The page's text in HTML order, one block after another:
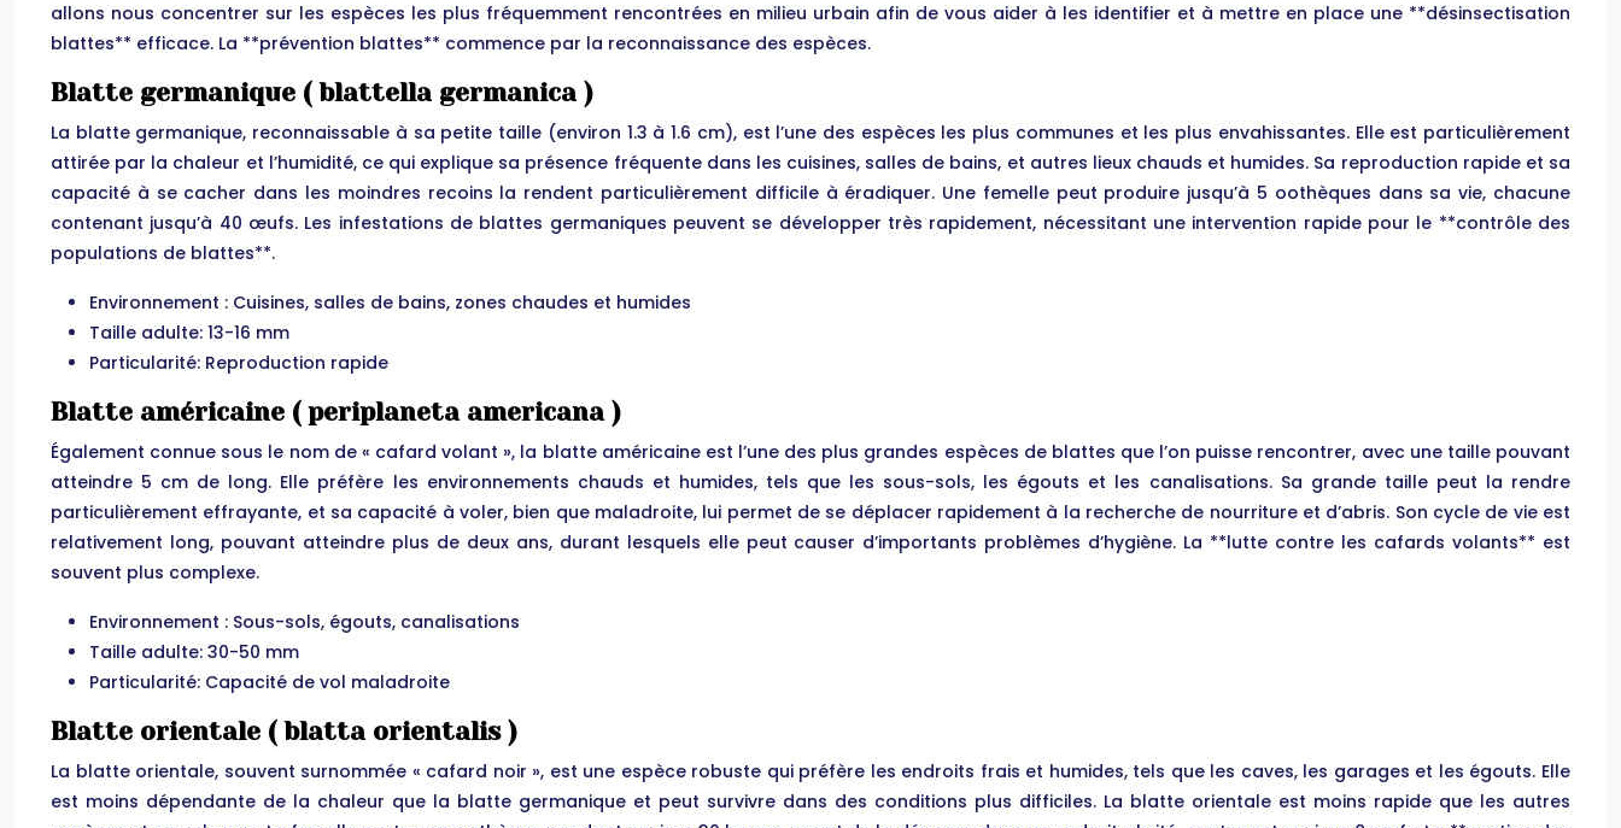
allons nous concentrer sur les espèces les plus fréquemment rencontrées en milieu urbain afin de vous aider à les identifier et à mettre en place une **désinsectisation
blattes** efficace. La **prévention blattes** commence par la reconnaissance des espèces.
Blatte germanique ( blattella germanica )
La blatte germanique, reconnaissable à sa petite taille (environ 1.3 à 1.6 cm), est l’une des espèces les plus communes et les plus envahissantes. Elle est particulièrement
attirée par la chaleur et l’humidité, ce qui explique sa présence fréquente dans les cuisines, salles de bains, et autres lieux chauds et humides. Sa reproduction rapide et sa
capacité à se cacher dans les moindres recoins la rendent particulièrement difficile à éradiquer. Une femelle peut produire jusqu’à 5 oothèques dans sa vie, chacune
contenant jusqu’à 40 œufs. Les infestations de blattes germaniques peuvent se développer très rapidement, nécessitant une intervention rapide pour le **contrôle des
populations de blattes**.
Environnement : Cuisines, salles de bains, zones chaudes et humides
Taille adulte: 13-16 mm
Particularité: Reproduction rapide
Blatte américaine ( periplaneta americana )
Également connue sous le nom de « cafard volant », la blatte américaine est l’une des plus grandes espèces de blattes que l’on puisse rencontrer, avec une taille pouvant
atteindre 5 cm de long. Elle préfère les environnements chauds et humides, tels que les sous-sols, les égouts et les canalisations. Sa grande taille peut la rendre
particulièrement effrayante, et sa capacité à voler, bien que maladroite, lui permet de se déplacer rapidement à la recherche de nourriture et d’abris. Son cycle de vie est
relativement long, pouvant atteindre plus de deux ans, durant lesquels elle peut causer d’importants problèmes d’hygiène. La **lutte contre les cafards volants** est
souvent plus complexe.
Environnement : Sous-sols, égouts, canalisations
Taille adulte: 30-50 mm
Particularité: Capacité de vol maladroite
Blatte orientale ( blatta orientalis )
La blatte orientale, souvent surnommée « cafard noir », est une espèce robuste qui préfère les endroits frais et humides, tels que les caves, les garages et les égouts. Elle
est moins dépendante de la chaleur que la blatte germanique et peut survivre dans des conditions plus difficiles. La blatte orientale est moins rapide que les autres